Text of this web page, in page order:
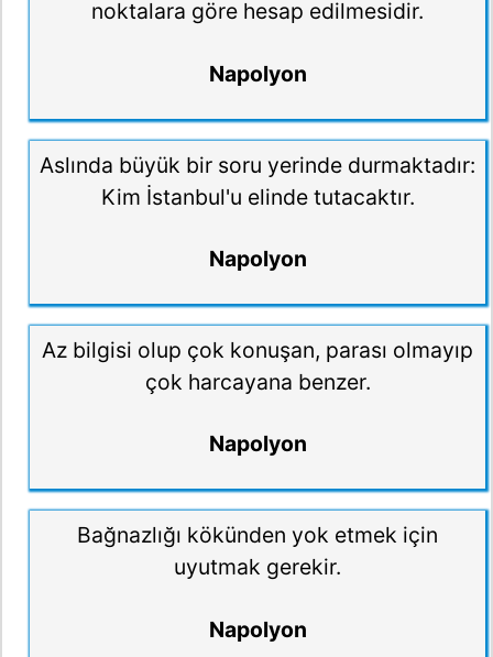
noktalara göre hesap edilmesidir.
Napolyon
Aslında büyük bir soru yerinde durmaktadır:
Kim İstanbul'u elinde tutacaktır.
Napolyon
Az bilgisi olup çok konuşan, parası olmayıp
çok harcayana benzer.
Napolyon
Bağnazlığı kökünden yok etmek için
uyutmak gerekir.
Napolyon